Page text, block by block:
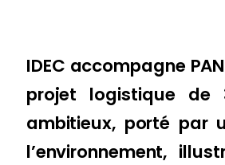
IDEC accompagne
projet logistique
ambitieux, porté par
l’environnement,